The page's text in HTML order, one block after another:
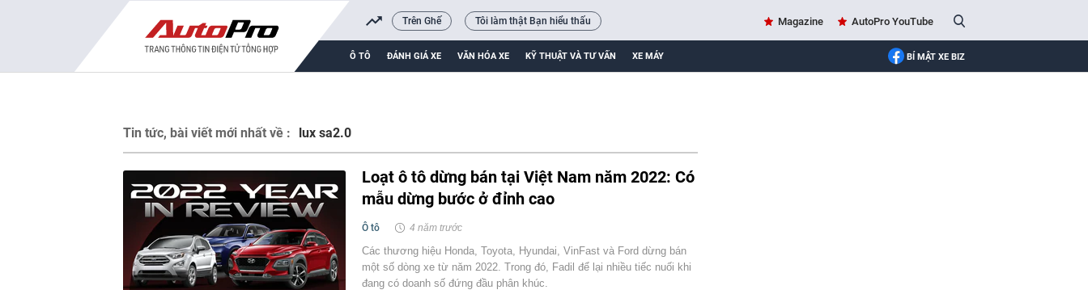
Trên Ghế Tôi làm thật Bạn hiểu thấu Magazine AutoPro YouTube
Ô TÔ ĐÁNH GIÁ XE VĂN HÓA XE KỸ THUẬT VÀ TƯ VẤN XE MÁY BÍ MẬT XE BIZ
Tin tức, bài viết mới nhất về : lux sa2.0
Loạt ô tô dừng bán tại Việt Nam năm 2022: Có
mẫu dừng bước ở đỉnh cao
Ô tô 4 năm trước
Các thương hiệu Honda, Toyota, Hyundai, VinFast và Ford dừng bán
một số dòng xe từ năm 2022. Trong đó, Fadil để lại nhiều tiếc nuối khi
đang có doanh số đứng đầu phân khúc.